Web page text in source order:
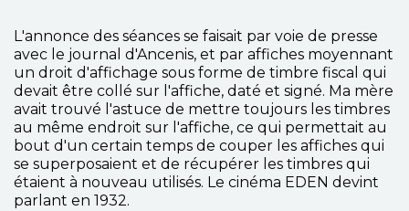
L'annonce des séances se faisait par voie de presse
avec le journal d'Ancenis, et par affiches moyennant
un droit d'affichage sous forme de timbre fiscal qui
devait être collé sur l'affiche, daté et signé. Ma mère
avait trouvé l'astuce de mettre toujours les timbres
au même endroit sur l'affiche, ce qui permettait au
bout d'un certain temps de couper les affiches qui
se superposaient et de récupérer les timbres qui
étaient à nouveau utilisés. Le cinéma EDEN devint
parlant en 1932.